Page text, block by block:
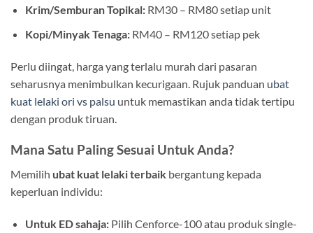
Krim/Semburan Topikal:RM30 – RM80 setiap unit
Kopi/Minyak Tenaga:RM40 – RM120 setiap pek
Perlu diingat, harga yang terlalu murah dari pasaran
seharusnya menimbulkan kecurigaan. Rujuk panduan ubat
kuat lelaki ori vs palsu untuk memastikan anda tidak tertipu
dengan produk tiruan.
Mana Satu Paling Sesuai Untuk Anda?
Memilih ubat kuat lelaki terbaik bergantung kepada
keperluan individu:
Untuk ED sahaja:Pilih Cenforce-100 atau produk single-